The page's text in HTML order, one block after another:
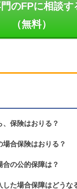
のFPに相談す
（無料）
保険はおりる？
合保険はおりる？
の公的保障は？
た場合保障はどうな